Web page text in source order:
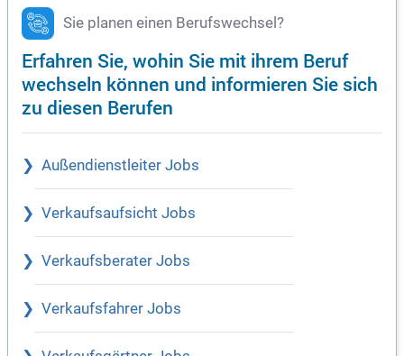
Sie planen einen Berufswechsel?
Erfahren Sie, wohin Sie mit ihrem Beruf
wechseln können und informieren Sie sich
zu diesen Berufen
Außendienstleiter Jobs
Verkaufsaufsicht Jobs
Verkaufsberater Jobs
Verkaufsfahrer Jobs